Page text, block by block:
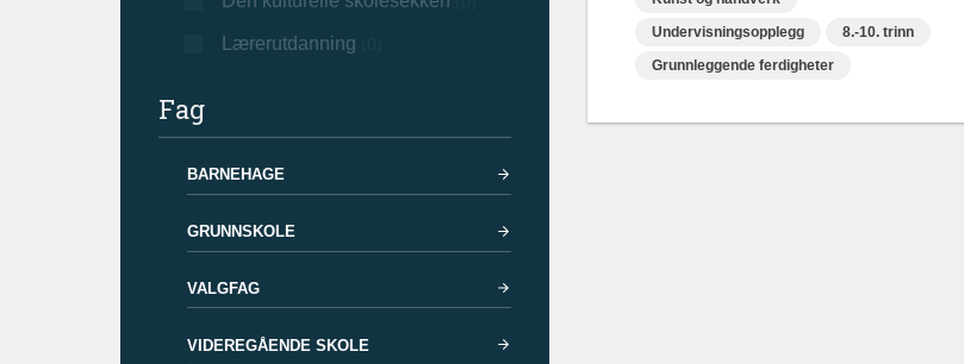
Lærerutdanning
Fag
BARNEHAGE
GRUNNSKOLE
VALGFAG
VIDEREGÅENDE SKOLE
Undervisningsopplegg
8.-10. trinn
Grunnleggende ferdigheter